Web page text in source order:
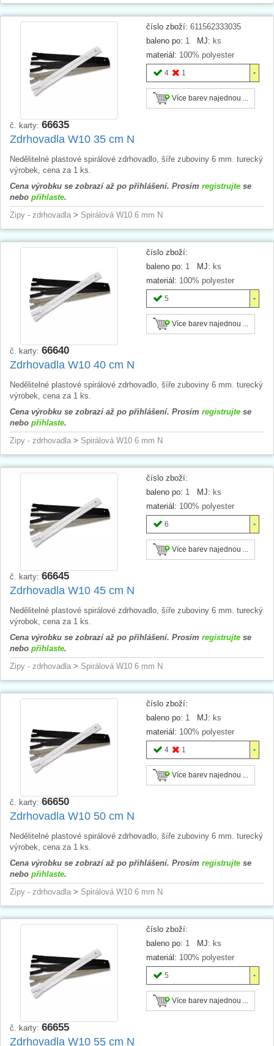
číslo zboží: 611562333035
baleno po: 1 MJ: ks
materiál: 100% polyester
4 1
Více barev najednou ...
č. karty: 66635
Zdrhovadla W10 35 cm N
Nedělitelné plastové spirálové zdrhovadlo, šíře zuboviny 6 mm. turecký
výrobek, cena za 1 ks.
Cena výrobku se zobrazí až po přihlášení. Prosím registrujte se
nebo přihlaste.
Zipy - zdrhovadla > Spirálová W10 6 mm N
číslo zboží:
baleno po: 1 MJ: ks
materiál: 100% polyester
5
Více barev najednou ...
č. karty: 66640
Zdrhovadla W10 40 cm N
Nedělitelné plastové spirálové zdrhovadlo, šíře zuboviny 6 mm. turecký
výrobek, cena za 1 ks.
Cena výrobku se zobrazí až po přihlášení. Prosím registrujte se
nebo přihlaste.
Zipy - zdrhovadla > Spirálová W10 6 mm N
číslo zboží:
baleno po: 1 MJ: ks
materiál: 100% polyester
6
Více barev najednou ...
č. karty: 66645
Zdrhovadla W10 45 cm N
Nedělitelné plastové spirálové zdrhovadlo, šíře zuboviny 6 mm. turecký
výrobok, cena za 1 ks.
Cena výrobku se zobrazí až po přihlášení. Prosím registrujte se
nebo přihlaste.
Zipy - zdrhovadla > Spirálová W10 6 mm N
číslo zboží:
baleno po: 1 MJ: ks
materiál: 100% polyester
4 1
Více barev najednou ...
č. karty: 66650
Zdrhovadla W10 50 cm N
Nedělitelné plastové spirálové zdrhovadlo, šíře zuboviny 6 mm. turecký
výrobek, cena za 1 ks.
Cena výrobku se zobrazí až po přihlášení. Prosím registrujte se
nebo přihlaste.
Zipy - zdrhovadla > Spirálová W10 6 mm N
číslo zboží:
baleno po: 1 MJ: ks
materiál: 100% polyester
5
Více barev najednou ...
č. karty: 66655
Zdrhovadla W10 55 cm N